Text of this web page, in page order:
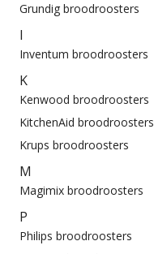
Grundig broodroosters
I
Inventum broodroosters
K
Kenwood broodroosters
KitchenAid broodroosters
Krups broodroosters
M
Magimix broodroosters
P
Philips broodroosters